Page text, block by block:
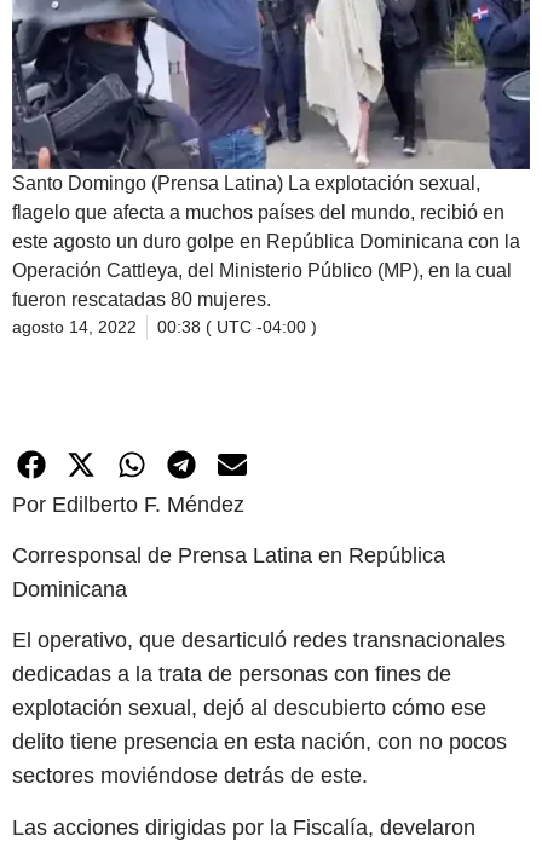
Santo Domingo (Prensa Latina) La explotación sexual,
flagelo que afecta a muchos países del mundo, recibió en
este agosto un duro golpe en República Dominicana con la
Operación Cattleya, del Ministerio Público (MP), en la cual
fueron rescatadas 80 mujeres.
agosto 14, 2022 00:38 ( UTC -04:00 )
Por Edilberto F. Méndez
Corresponsal de Prensa Latina en República
Dominicana
El operativo, que desarticuló redes transnacionales
dedicadas a la trata de personas con fines de
explotación sexual, dejó al descubierto cómo ese
delito tiene presencia en esta nación, con no pocos
sectores moviéndose detrás de este.
Las acciones dirigidas por la Fiscalía, develaron